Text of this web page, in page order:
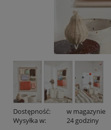
Dostępność:
w magazynie
Wysyłka w:
24 godziny